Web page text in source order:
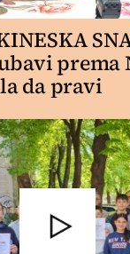
prema
da pravi